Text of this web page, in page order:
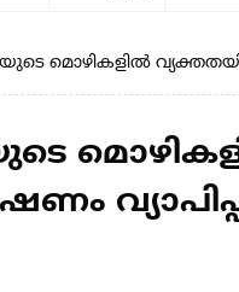
മൊഴികളിൽ